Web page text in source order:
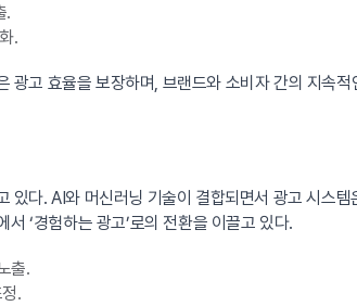
.
.
고 효율을 보장하며, 브랜드와 소비자 간의 지속
다. AI와 머신러닝 기술이 결합되면서 광고 시스
‘경험하는 광고’로의 전환을 이끌고 있다.
출.
.